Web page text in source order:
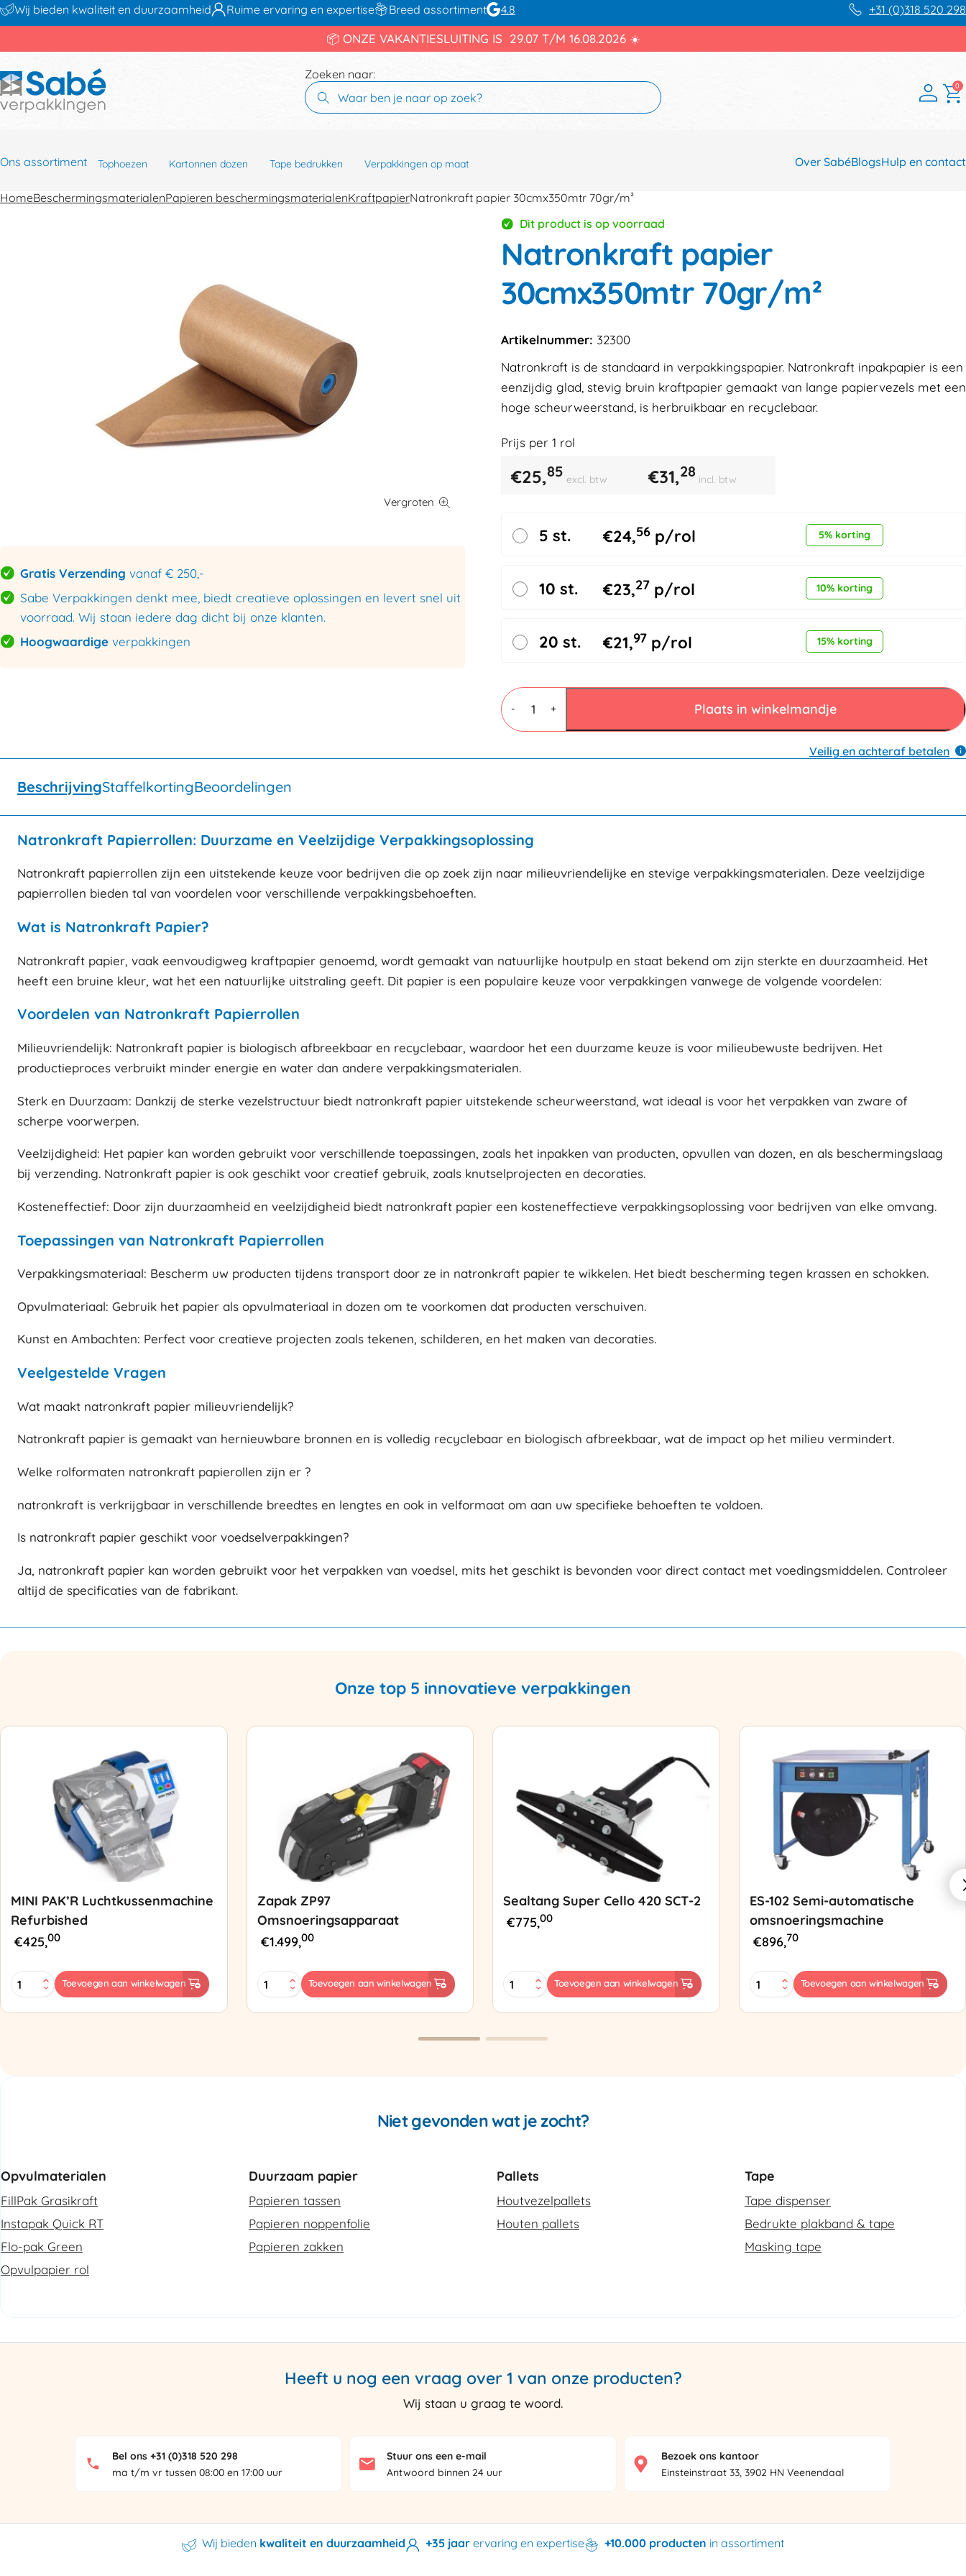
Wij bieden kwaliteit en duurzaamheid Ruime ervaring en expertise Breed assortiment 4.8 +31 (0)318 520 298
📦 ONZE VAKANTIESLUITING IS 29.07 T/M 16.08.2026 ☀️
Zoeken naar:
0
Ons assortiment Over SabéBlogsHulp en contact
Tophoezen Kartonnen dozen Tape bedrukken Verpakkingen op maat
HomeBeschermingsmaterialenPapieren beschermingsmaterialenKraftpapierNatronkraft papier 30cmx350mtr 70gr/m²
Gratis Verzending vanaf € 250,-
Sabe Verpakkingen denkt mee, biedt creatieve oplossingen en levert snel uit
voorraad. Wij staan iedere dag dicht bij onze klanten.
Hoogwaardige verpakkingen
Dit product is op voorraad
Natronkraft papier
30cmx350mtr 70gr/m²
Artikelnummer: 32300
Natronkraft is de standaard in verpakkingspapier. Natronkraft inpakpapier is een
eenzijdig glad, stevig bruin kraftpapier gemaakt van lange papiervezels met een
hoge scheurweerstand, is herbruikbaar en recyclebaar.
Prijs per 1 rol
€25,85 excl. btw €31,28 incl. btw
5 st. €24,56 p/rol 5% korting
10 st. €23,27 p/rol 10% korting
20 st. €21,97 p/rol 15% korting
-
Natronkraft
papier
30cmx350mtr
70gr/m²
+ Plaats in winkelmandje
Veilig en achteraf betalen
BeschrijvingStaffelkortingBeoordelingen
Natronkraft Papierrollen: Duurzame en Veelzijdige Verpakkingsoplossing
Natronkraft papierrollen zijn een uitstekende keuze voor bedrijven die op zoek zijn naar milieuvriendelijke en stevige verpakkingsmaterialen. Deze veelzijdige
papierrollen bieden tal van voordelen voor verschillende verpakkingsbehoeften.
Wat is Natronkraft Papier?
Natronkraft papier, vaak eenvoudigweg kraftpapier genoemd, wordt gemaakt van natuurlijke houtpulp en staat bekend om zijn sterkte en duurzaamheid. Het
heeft een bruine kleur, wat het een natuurlijke uitstraling geeft. Dit papier is een populaire keuze voor verpakkingen vanwege de volgende voordelen:
Voordelen van Natronkraft Papierrollen
Milieuvriendelijk: Natronkraft papier is biologisch afbreekbaar en recyclebaar, waardoor het een duurzame keuze is voor milieubewuste bedrijven. Het
productieproces verbruikt minder energie en water dan andere verpakkingsmaterialen.
Sterk en Duurzaam: Dankzij de sterke vezelstructuur biedt natronkraft papier uitstekende scheurweerstand, wat ideaal is voor het verpakken van zware of
scherpe voorwerpen.
Veelzijdigheid: Het papier kan worden gebruikt voor verschillende toepassingen, zoals het inpakken van producten, opvullen van dozen, en als beschermingslaag
bij verzending. Natronkraft papier is ook geschikt voor creatief gebruik, zoals knutselprojecten en decoraties.
Kosteneffectief: Door zijn duurzaamheid en veelzijdigheid biedt natronkraft papier een kosteneffectieve verpakkingsoplossing voor bedrijven van elke omvang.
Toepassingen van Natronkraft Papierrollen
Verpakkingsmateriaal: Bescherm uw producten tijdens transport door ze in natronkraft papier te wikkelen. Het biedt bescherming tegen krassen en schokken.
Opvulmateriaal: Gebruik het papier als opvulmateriaal in dozen om te voorkomen dat producten verschuiven.
Kunst en Ambachten: Perfect voor creatieve projecten zoals tekenen, schilderen, en het maken van decoraties.
Veelgestelde Vragen
Wat maakt natronkraft papier milieuvriendelijk?
Natronkraft papier is gemaakt van hernieuwbare bronnen en is volledig recyclebaar en biologisch afbreekbaar, wat de impact op het milieu vermindert.
Welke rolformaten natronkraft papierollen zijn er ?
natronkraft is verkrijgbaar in verschillende breedtes en lengtes en ook in velformaat om aan uw specifieke behoeften te voldoen.
Is natronkraft papier geschikt voor voedselverpakkingen?
Ja, natronkraft papier kan worden gebruikt voor het verpakken van voedsel, mits het geschikt is bevonden voor direct contact met voedingsmiddelen. Controleer
altijd de specificaties van de fabrikant.
Onze top 5 innovatieve verpakkingen
MINI PAK’R Luchtkussenmachine
Refurbished
€425,00
MINI
PAK'R
Toevoegen aan winkelwagen
Zapak ZP97
Omsnoeringsapparaat
€1.499,00
Zapak
ZP97
Toevoegen aan winkelwagen
Sealtang Super Cello 420 SCT-2
€775,00
Sealtang
Super
Toevoegen aan winkelwagen
ES-102 Semi-automatische
omsnoeringsmachine
€896,70
ES-
102
Toevoegen aan winkelwagen
Niet gevonden wat je zocht?
Opvulmaterialen
FillPak Grasikraft
Instapak Quick RT
Flo-pak Green
Opvulpapier rol
Duurzaam papier
Papieren tassen
Papieren noppenfolie
Papieren zakken
Pallets
Houtvezelpallets
Houten pallets
Tape
Tape dispenser
Bedrukte plakband & tape
Masking tape
Heeft u nog een vraag over 1 van onze producten?
Wij staan u graag te woord.
Bel ons +31 (0)318 520 298
ma t/m vr tussen 08:00 en 17:00 uur
Stuur ons een e-mail
Antwoord binnen 24 uur
Bezoek ons kantoor
Einsteinstraat 33, 3902 HN Veenendaal
Wij bieden kwaliteit en duurzaamheid +35 jaar ervaring en expertise +10.000 producten in assortiment